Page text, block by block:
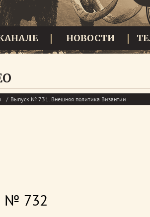
НОВОСТИ
Выпуск № 731. Внешняя политика Византии
next№ 732